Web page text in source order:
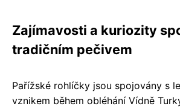
Zajímavosti a kuriozity
tradičním pečivem
Pařížské rohlíčky jsou spojovány s
vznikem během obléhání Vídně